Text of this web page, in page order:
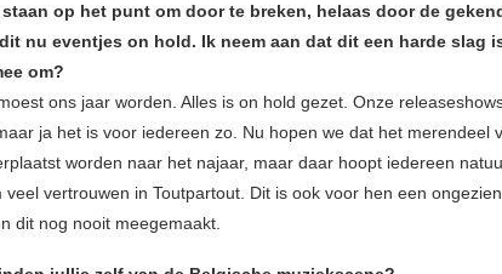
op het punt om door te breken, helaas door de
nu eventjes on hold. Ik neem aan dat dit een harde slag
om?
ons jaar worden. Alles is on hold gezet. Onze
ja het is voor iedereen zo. Nu hopen we dat het merendeel
worden naar het najaar, maar daar hoopt iedereen
veel vertrouwen in Toutpartout. Dit is ook voor hen een
dit nog nooit meegemaakt.